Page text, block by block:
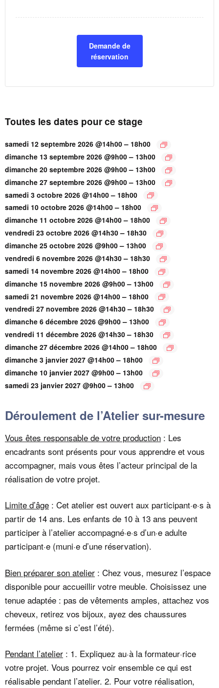
Demande de
réservation
Toutes les dates pour ce stage
samedi 12 septembre 2026 @14h00– 18h00
dimanche 13 septembre 2026 @9h00– 13h00
dimanche 20 septembre 2026 @9h00– 13h00
dimanche 27 septembre 2026 @9h00– 13h00
samedi 3 octobre 2026 @14h00– 18h00
samedi 10 octobre 2026 @14h00– 18h00
dimanche 11 octobre 2026 @14h00– 18h00
vendredi 23 octobre 2026 @14h30– 18h30
dimanche 25 octobre 2026 @9h00– 13h00
vendredi 6 novembre 2026 @14h30– 18h30
samedi 14 novembre 2026 @14h00– 18h00
dimanche 15 novembre 2026 @9h00– 13h00
samedi 21 novembre 2026 @14h00– 18h00
vendredi 27 novembre 2026 @14h30– 18h30
dimanche 6 décembre 2026 @9h00– 13h00
vendredi 11 décembre 2026 @14h30– 18h30
dimanche 27 décembre 2026 @14h00– 18h00
dimanche 3 janvier 2027 @14h00– 18h00
dimanche 10 janvier 2027 @9h00– 13h00
samedi 23 janvier 2027 @9h00– 13h00
Déroulement de l’Atelier sur-mesure
Vous êtes responsable de votre production : Les
encadrants sont présents pour vous apprendre et vous
accompagner, mais vous êtes l’acteur principal de la
réalisation de votre projet.
Limite d’âge : Cet atelier est ouvert aux participant·e·s à
partir de 14 ans. Les enfants de 10 à 13 ans peuvent
participer à l’atelier accompagné·e·s d’un·e adulte
participant·e (muni·e d’une réservation).
Bien préparer son atelier : Chez vous, mesurez l’espace
disponible pour accueillir votre meuble. Choisissez une
tenue adaptée : pas de vêtements amples, attachez vos
cheveux, retirez vos bijoux, ayez des chaussures
fermées (même si c’est l’été).
Pendant l’atelier : 1. Expliquez au·à la formateur·rice
votre projet. Vous pourrez voir ensemble ce qui est
réalisable pendant l’atelier. 2. Pour votre réalisation,